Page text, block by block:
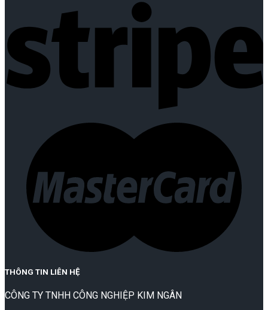
THÔNG TIN LIÊN HỆ
CÔNG TY TNHH CÔNG NGHIỆP KIM NGÂN